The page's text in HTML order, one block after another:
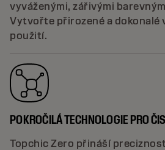
vyváženými, zářivými
Vytvořte přirozené a dokonalé
použití.
POKROČILÁ TECHNOLOGIE PRO
Topchic Zero přináší